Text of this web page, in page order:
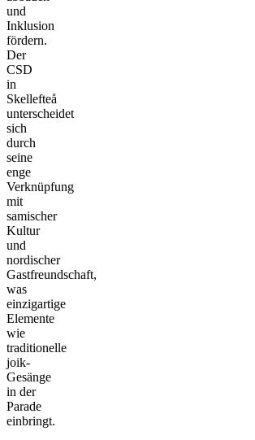
und
Inklusion
fördern.
Der
CSD
in
Skellefteå
unterscheidet
sich
durch
seine
enge
Verknüpfung
mit
samischer
Kultur
und
nordischer
Gastfreundschaft,
was
einzigartige
Elemente
wie
traditionelle
joik-
Gesänge
in der
Parade
einbringt.